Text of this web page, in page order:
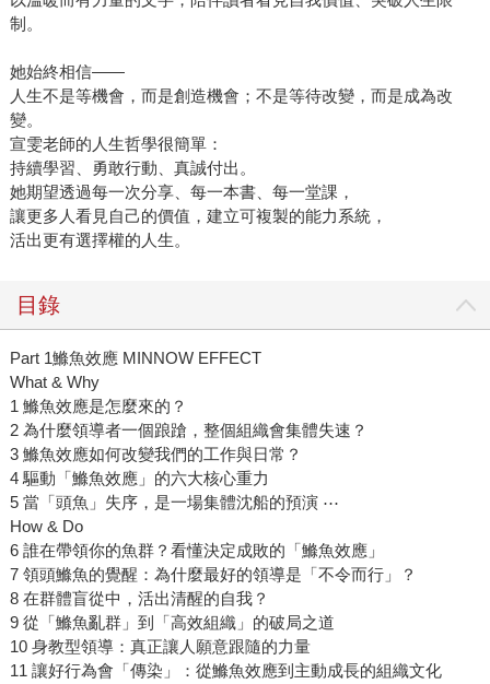
制。
她始終相信——
人生不是等機會，而是創造機會；不是等待改變，而是成為改
變。
宣雯老師的人生哲學很簡單：
持續學習、勇敢行動、真誠付出。
她期望透過每一次分享、每一本書、每一堂課，
讓更多人看見自己的價值，建立可複製的能力系統，
活出更有選擇權的人生。
目錄
Part 1鰷魚效應 MINNOW EFFECT
What & Why
1 鰷魚效應是怎麼來的？
2 為什麼領導者一個踉蹌，整個組織會集體失速？
3 鰷魚效應如何改變我們的工作與日常？
4 驅動「鰷魚效應」的六大核心重力
5 當「頭魚」失序，是一場集體沈船的預演 ⋯
How & Do
6 誰在帶領你的魚群？看懂決定成敗的「鰷魚效應」
7 領頭鰷魚的覺醒：為什麼最好的領導是「不令而行」？
8 在群體盲從中，活出清醒的自我？
9 從「鰷魚亂群」到「高效組織」的破局之道
10 身教型領導：真正讓人願意跟隨的力量
11 讓好行為會「傳染」：從鰷魚效應到主動成長的組織文化